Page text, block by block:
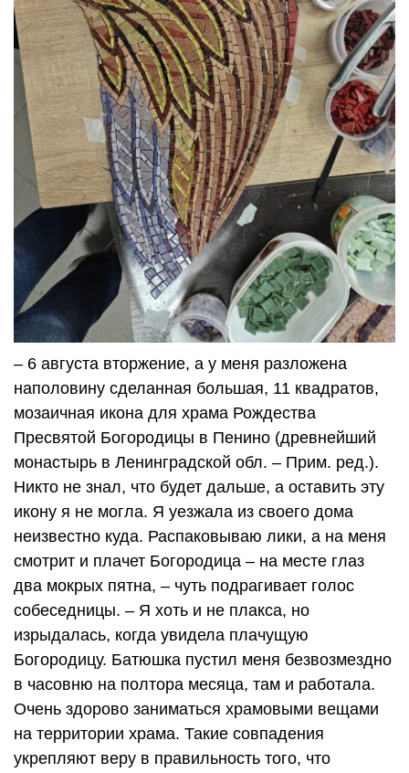
– 6 августа вторжение, а у меня разложена
наполовину сделанная большая, 11 квадратов,
мозаичная икона для храма Рождества
Пресвятой Богородицы в Пенино (древнейший
монастырь в Ленинградской обл. – Прим. ред.).
Никто не знал, что будет дальше, а оставить эту
икону я не могла. Я уезжала из своего дома
неизвестно куда. Распаковываю лики, а на меня
смотрит и плачет Богородица – на месте глаз
два мокрых пятна, – чуть подрагивает голос
собеседницы. – Я хоть и не плакса, но
изрыдалась, когда увидела плачущую
Богородицу. Батюшка пустил меня безвозмездно
в часовню на полтора месяца, там и работала.
Очень здорово заниматься храмовыми вещами
на территории храма. Такие совпадения
укрепляют веру в правильность того, что